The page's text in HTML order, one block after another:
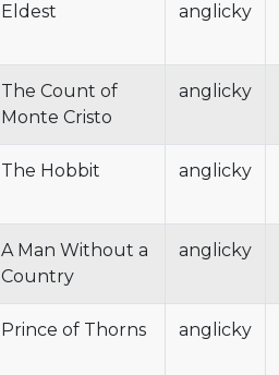
Eldest anglicky
The Count of
Monte Cristo
anglicky
The Hobbit anglicky
A Man Without a
Country
anglicky
Prince of Thorns anglicky